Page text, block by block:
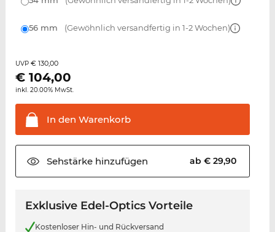
56 mm (Gewöhnlich versandfertig in 1-2 Wochen)
UVP € 130,00
€ 104,00
inkl. 20.00% MwSt.
In den Warenkorb
Sehstärkehinzufügen ab € 29,90
Exklusive Edel-Optics Vorteile
Kostenloser Hin- und Rückversand